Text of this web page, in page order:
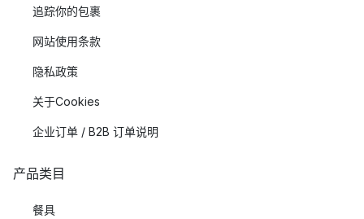
追踪你的包裹
网站使用条款
隐私政策
关于Cookies
企业订单 / B2B 订单说明
产品类目
餐具